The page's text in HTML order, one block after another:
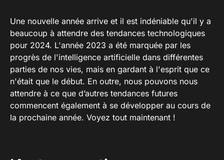
Une nouvelle année arrive et il est indéniable qu'il y a
beaucoup à attendre des tendances technologiques
pour 2024. L'année 2023 a été marquée par les
progrès de l'intelligence artificielle dans différentes
parties de nos vies, mais en gardant à l'esprit que ce
n'était que le début. En outre, nous pouvons nous
attendre à ce que d’autres tendances futures
commencent également à se développer au cours de
la prochaine année. Voyez tout maintenant !